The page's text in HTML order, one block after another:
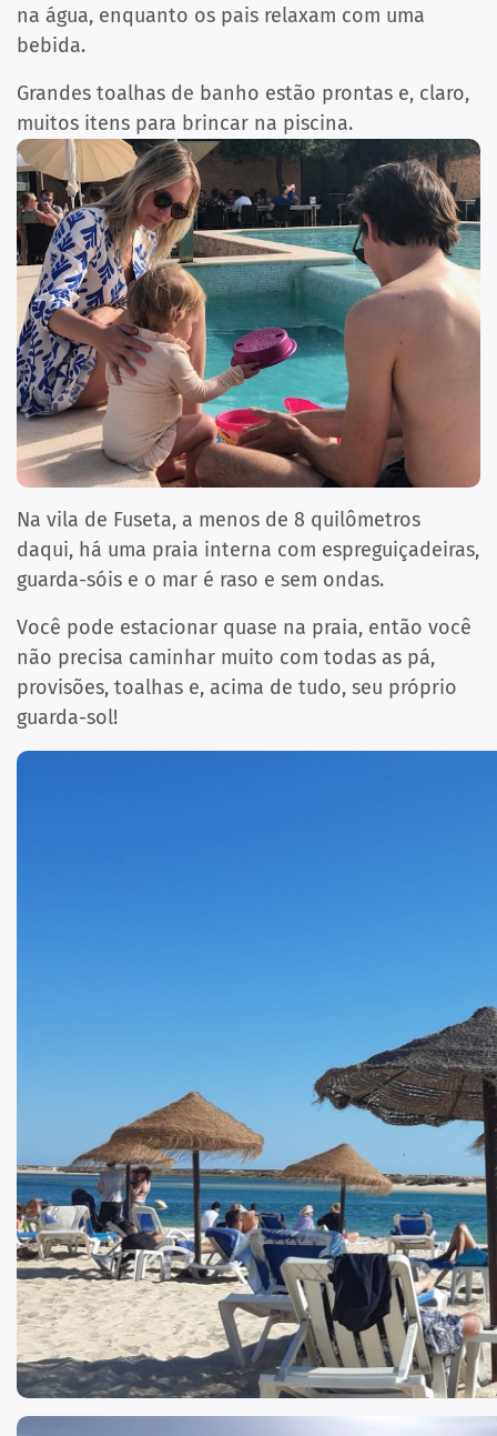
na água, enquanto os pais relaxam com uma
bebida.
Grandes toalhas de banho estão prontas e, claro,
muitos itens para brincar na piscina.
Na vila de Fuseta, a menos de 8 quilômetros
daqui, há uma praia interna com espreguiçadeiras,
guarda-sóis e o mar é raso e sem ondas.
Você pode estacionar quase na praia, então você
não precisa caminhar muito com todas as pá,
provisões, toalhas e, acima de tudo, seu próprio
guarda-sol!